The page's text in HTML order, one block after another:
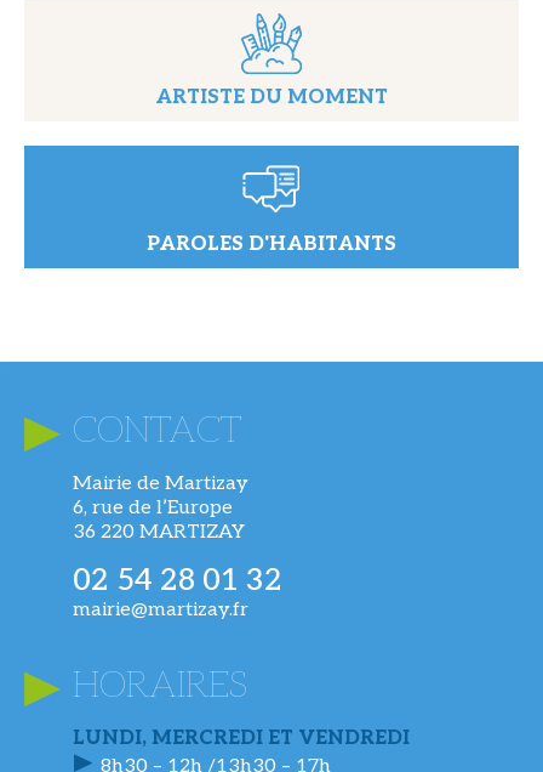
ARTISTE DU MOMENT
PAROLES D'HABITANTS
CONTACT
Mairie de Martizay
6, rue de l’Europe
36 220 MARTIZAY
02 54 28 01 32
mairie@martizay.fr
HORAIRES
LUNDI, MERCREDI ET VENDREDI
8h30 – 12h /13h30 – 17h